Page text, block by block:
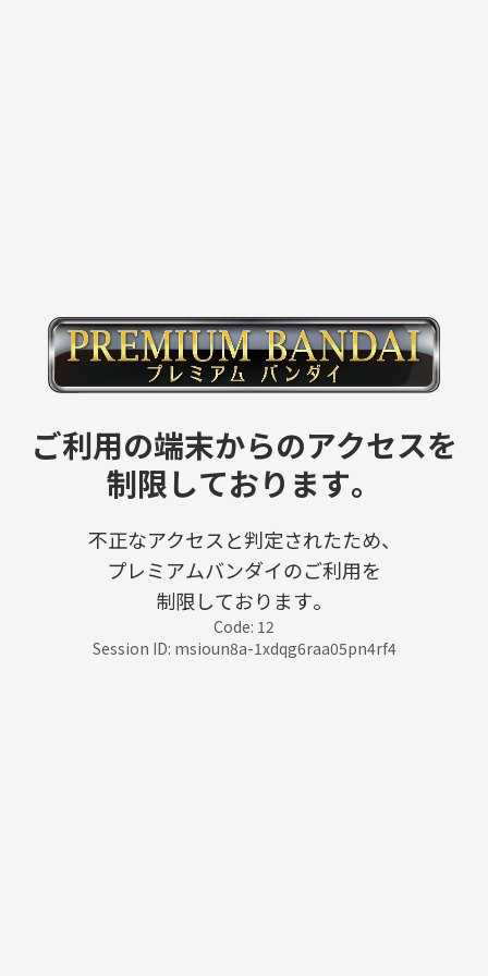
ご利用の端末からのアクセスを
制限しております。
不正なアクセスと判定されたため、
プレミアムバンダイのご利用を
制限しております。
Code: 12
Session ID: msioun8a-1xdqg6raa05pn4rf4